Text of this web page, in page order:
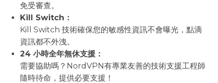
免受審查。
Kill Switch：
Kill Switch 技術確保您的敏感性資訊不會曝光，點滴
資訊都不外洩。
24 小時全年無休支援：
需要協助嗎？NordVPN有專業友善的技術支援工程師
隨時待命，提供必要支援！